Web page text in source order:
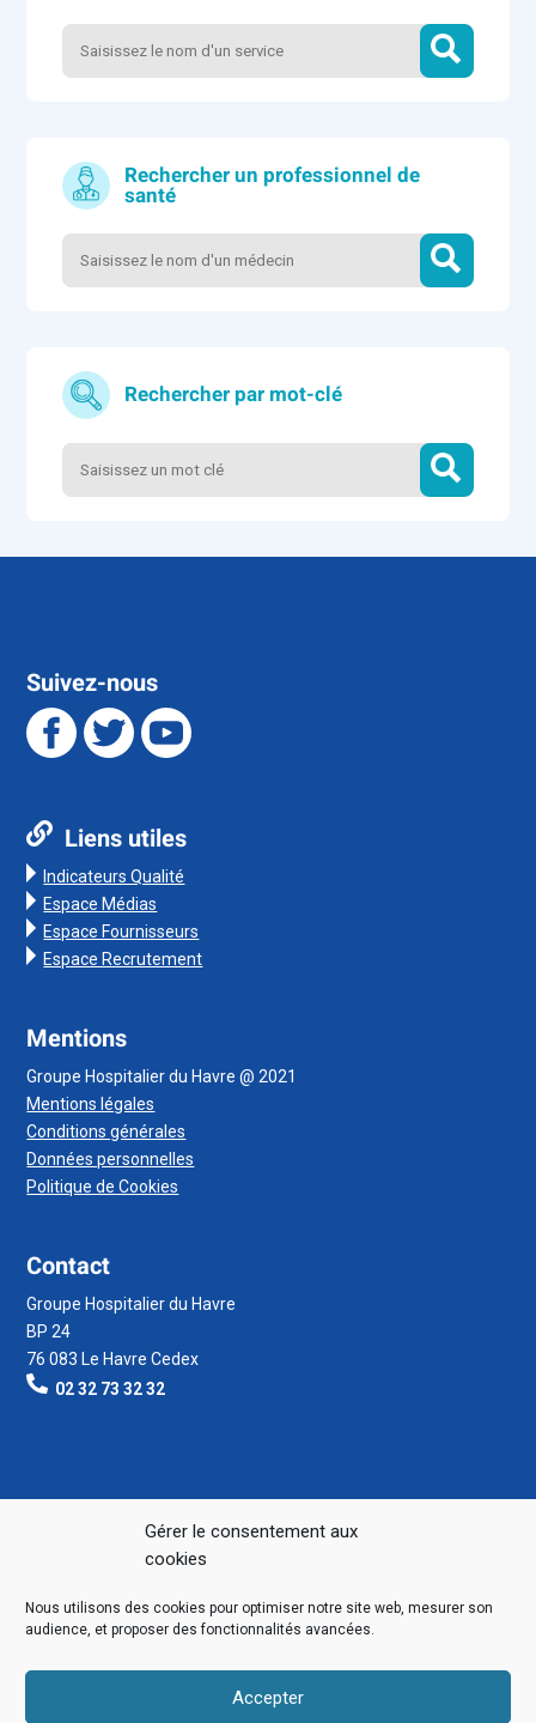
Gérer le consentement aux
cookies
Nous utilisons des cookies pour optimiser notre site web, mesurer son
audience, et proposer des fonctionnalités avancées.
Accepter
Rechercher un professionnel de
santé
Rechercher par mot-clé
Suivez-nous
Liens utiles
Indicateurs Qualité
Espace Médias
Espace Fournisseurs
Espace Recrutement
Mentions
Groupe Hospitalier du Havre @ 2021
Mentions légales
Conditions générales
Données personnelles
Politique de Cookies
Contact
Groupe Hospitalier du Havre
BP 24
76 083 Le Havre Cedex
02 32 73 32 32